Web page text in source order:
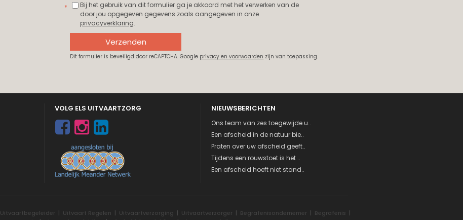
Bij het gebruik van dit formulier ga je akkoord met het verwerken van de
door jou opgegeven gegevens zoals aangegeven in onze
privacyverklaring.
Verzenden
Dit formulier is beveiligd door reCAPTCHA. Google privacy en voorwaarden zijn van toepassing.
VOLG ELS UITVAARTZORG NIEUWSBERICHTEN
Ons team van zes toegewijde u..
Een afscheid in de natuur bie..
Praten over uw afscheid geeft..
Tijdens een rouwstoet is het ..
Een afscheid hoeft niet stand..
Uitvaartbegeleider | Uitvaart Regelen | Uitvaartverzorging | Uitvaartverzorger | Begrafenisondernemer | Begrafenis |